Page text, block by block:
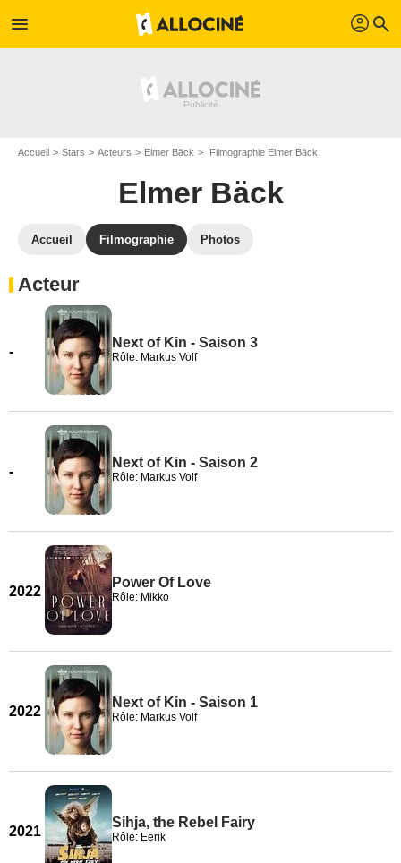
menu profil search
Accueil Stars Acteurs Elmer Bäck Filmographie Elmer Bäck
Elmer Bäck
Accueil Filmographie Photos
Acteur
-
Next of Kin - Saison 3
Rôle: Markus Volf
-
Next of Kin - Saison 2
Rôle: Markus Volf
2022
Power Of Love
Rôle: Mikko
2022
Next of Kin - Saison 1
Rôle: Markus Volf
2021
Sihja, the Rebel Fairy
Rôle: Eerik